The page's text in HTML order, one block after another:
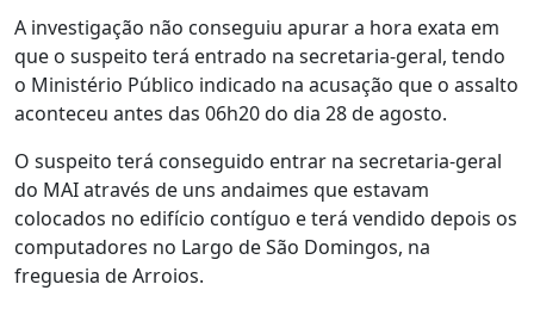
A investigação não conseguiu apurar a hora exata em
que o suspeito terá entrado na secretaria-geral, tendo
o Ministério Público indicado na acusação que o assalto
aconteceu antes das 06h20 do dia 28 de agosto.
O suspeito terá conseguido entrar na secretaria-geral
do MAI através de uns andaimes que estavam
colocados no edifício contíguo e terá vendido depois os
computadores no Largo de São Domingos, na
freguesia de Arroios.